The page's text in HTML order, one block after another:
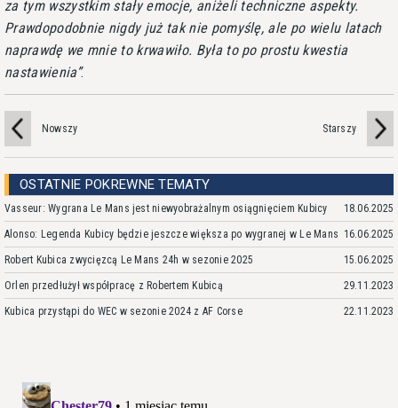
za tym wszystkim stały emocje, aniżeli techniczne aspekty.
Prawdopodobnie nigdy już tak nie pomyślę, ale po wielu latach
naprawdę we mnie to krwawiło. Była to po prostu kwestia
nastawienia .
Nowszy Starszy
OSTATNIE POKREWNE TEMATY
Vasseur: Wygrana Le Mans jest niewyobrażalnym osiągnięciem Kubicy 18.06.2025
Alonso: Legenda Kubicy będzie jeszcze większa po wygranej w Le Mans 16.06.2025
Robert Kubica zwycięzcą Le Mans 24h w sezonie 2025 15.06.2025
Orlen przedłużył współpracę z Robertem Kubicą 29.11.2023
Kubica przystąpi do WEC w sezonie 2024 z AF Corse 22.11.2023